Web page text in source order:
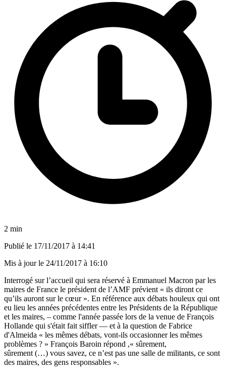
2 min
Publié le 17/11/2017 à 14:41
Mis à jour le 24/11/2017 à 16:10
Interrogé sur l’accueil qui sera réservé à Emmanuel Macron par les
maires de France le président de l’AMF prévient « ils diront ce
qu’ils auront sur le cœur ». En référence aux débats houleux qui ont
eu lieu les années précédentes entre les Présidents de la République
et les maires, – comme l'année passée lors de la venue de François
Hollande qui s'était fait siffler — et à la question de Fabrice
d'Almeida « les mêmes débats, vont-ils occasionner les mêmes
problèmes ? » François Baroin répond ,« sûrement,
sûrement (…) vous savez, ce n’est pas une salle de militants, ce sont
des maires, des gens responsables ».